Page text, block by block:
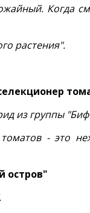
Когда
растения".
из группы
- это
остров"